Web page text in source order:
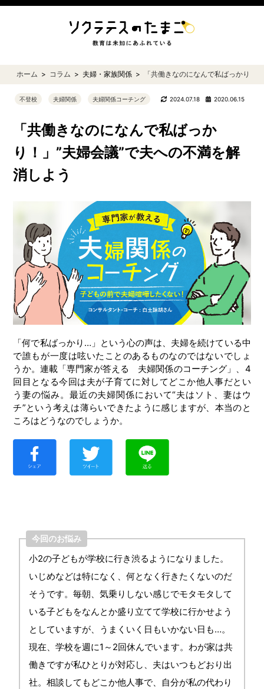
ホーム コラム 夫婦・家族関係 「共働きなのになんで私ばっかり！
不登校 夫婦関係 夫婦関係コーチング 2024.07.18 2020.06.15
「共働きなのになんで私ばっか
り！」”夫婦会議”で夫への不満を解
消しよう
「何で私ばっかり…」という心の声は、夫婦を続けている中
で誰もが一度は呟いたことのあるものなのではないでしょ
うか。連載「専門家が答える 夫婦関係のコーチング」、4
回目となる今回は夫が子育てに対してどこか他人事だとい
う妻の悩み。最近の夫婦関係において“夫はソト、妻はウ
チ”という考えは薄らいできたように感じますが、本当のと
ころはどうなのでしょうか。
今回のお悩み
小2の子どもが学校に行き渋るようになりました。
いじめなどは特になく、何となく行きたくないのだ
そうです。毎朝、気乗りしない感じでモタモタして
いる子どもをなんとか盛り立てて学校に行かせよう
としていますが、うまくいく日もいかない日も…。
現在、学校を週に1～2回休んでいます。わが家は共
働きですが私ひとりが対応し、夫はいつもどおり出
社。相談してもどこか他人事で、自分が私の代わり